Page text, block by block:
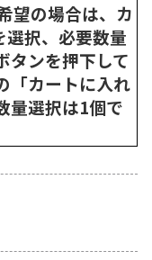
望の場合は、カ
択、必要数量
タンを押下して
「カートに入れ
量選択は1個で